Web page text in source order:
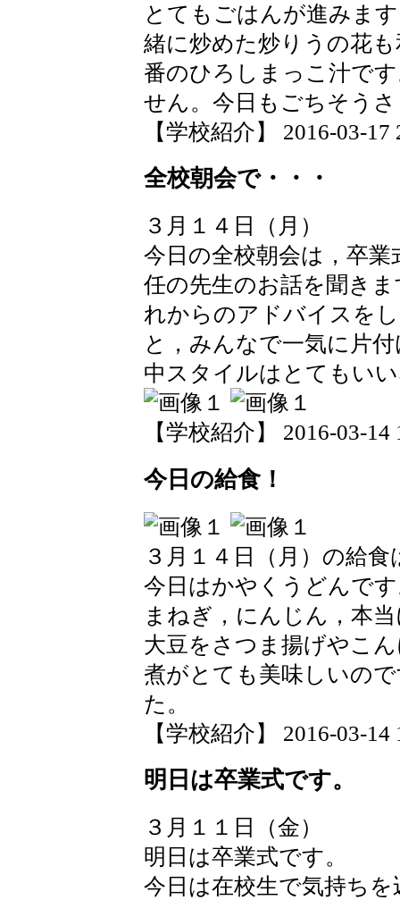
とてもごはんが進みま
緒に炒めた炒りうの花
番のひろしまっこ汁で
せん。今日もごちそう
【学校紹介】 2016-03-17
全校朝会で・・・
３月１４日（月）
今日の全校朝会は，卒
任の先生のお話を聞き
れからのアドバイスを
と，みんなで一気に片
中スタイルはとてもい
【学校紹介】 2016-03-14
今日の給食！
３月１４日（月）の給
今日はかやくうどんで
まねぎ，にんじん，本
大豆をさつま揚げやこ
煮がとても美味しいの
た。
【学校紹介】 2016-03-14
明日は卒業式です。
３月１１日（金）
明日は卒業式です。
今日は在校生で気持ち